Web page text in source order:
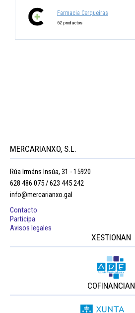
Farmacia Cerqueiras
62 productos
MERCARIANXO, S.L.
Rúa Irmáns Insúa, 31 - 15920
628 486 075 / 623 445 242
info@mercarianxo.gal
Contacto
Participa
Avisos legales
XESTIONAN
COFINANCIAN